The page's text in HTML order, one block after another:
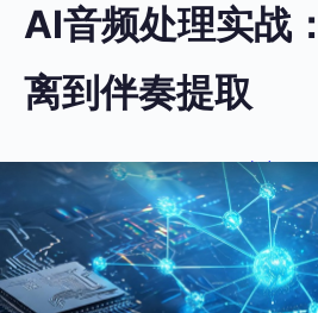
AI音频处理实战
离到伴奏提取
Openclaw 1个月前(07-07)知识